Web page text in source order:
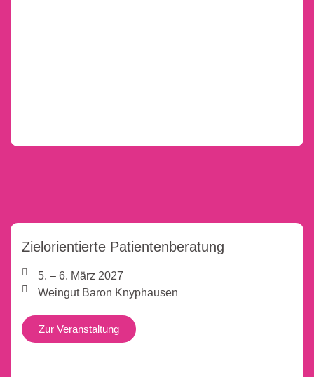
Zielorientierte Patientenberatung
5. – 6. März 2027
Weingut Baron Knyphausen
Zur Veranstaltung